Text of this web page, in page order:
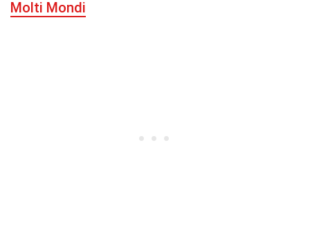
Molti Mondi